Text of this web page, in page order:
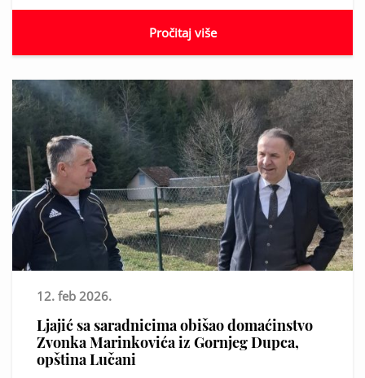
Pročitaj više
12. feb 2026.
Ljajić sa saradnicima obišao domaćinstvo
Zvonka Marinkovića iz Gornjeg Dupca,
opština Lučani